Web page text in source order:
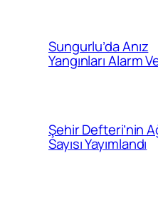
Sungurlu’da Anız
Yangınları Alarm
Şehir Defteri’nin
Sayısı Yayımlandı